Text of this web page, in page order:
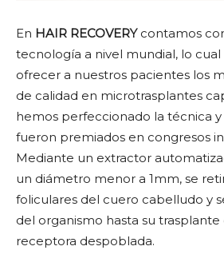
En HAIR RECOVERYcontamos
tecnología a nivel mundial, lo
ofrecer a nuestros pacientes los
de calidad en microtrasplantes
hemos perfeccionado la técnica y
fueron premiados en congresos
Mediante un extractor
un diámetro menor a 1mm, se
foliculares del cuero cabelludo y
del organismo hasta su trasplante
receptora despoblada.